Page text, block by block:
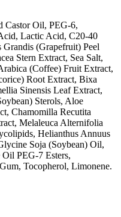
Castor Oil, PEG-6,
Lactic Acid, C20-40
(Grapefruit) Peel
Stern Extract, Sea Salt,
(Coffee) Fruit Extract,
Root Extract, Bixa
Sinensis Leaf Extract,
Sterols, Aloe
Chamomilla Recutita
Melaleuca Alternifolia
Helianthus Annuus
Soja (Soybean) Oil,
PEG-7 Esters,
Tocopherol, Limonene.